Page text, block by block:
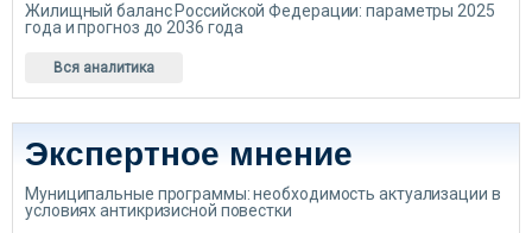
Жилищный баланс Российской Федерации: параметры 2025
года и прогноз до 2036 года
Вся аналитика
Экспертное мнение
Муниципальные программы: необходимость актуализации в
условиях антикризисной повестки